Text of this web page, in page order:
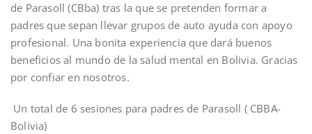
de Parasoll (CBba) tras la que se pretenden formar a
padres que sepan llevar grupos de auto ayuda con apoyo
profesional. Una bonita experiencia que dará buenos
beneficios al mundo de la salud mental en Bolivia. Gracias
por confiar en nosotros.
Un total de 6 sesiones para padres de Parasoll ( CBBA-
Bolivia)